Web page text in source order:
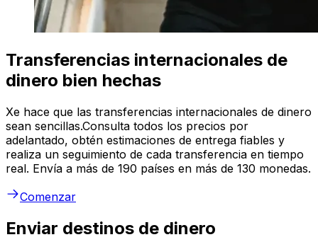
Transferencias internacionales de
dinero bien hechas
Xe hace que las transferencias internacionales de dinero
sean sencillas.Consulta todos los precios por
adelantado, obtén estimaciones de entrega fiables y
realiza un seguimiento de cada transferencia en tiempo
real. Envía a más de 190 países en más de 130 monedas.
Comenzar
Enviar destinos de dinero